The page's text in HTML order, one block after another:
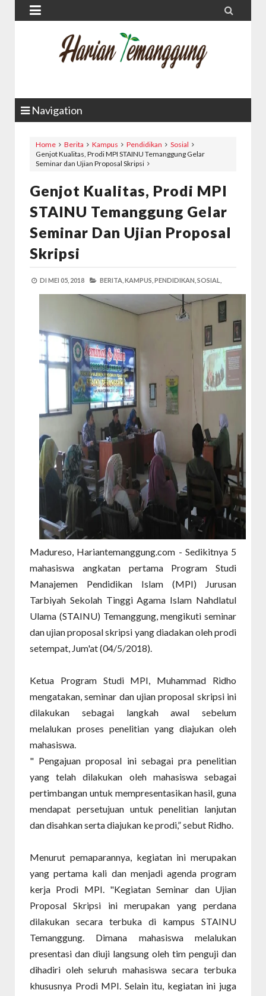
 
Navigation
Home Berita Kampus Pendidikan
Sosial
Genjot Kualitas, Prodi MPI STAINU Temanggung Gelar
Seminar dan Ujian Proposal Skripsi
Genjot Kualitas, Prodi MPI
STAINU Temanggung Gelar
Seminar Dan Ujian Proposal
Skripsi
DI MEI 05, 2018 BERITA, KAMPUS, PENDIDIKAN, SOSIAL,
Madureso, Hariantemanggung.com - Sedikitnya 5
mahasiswa angkatan pertama Program Studi
Manajemen Pendidikan Islam (MPI) Jurusan
Tarbiyah Sekolah Tinggi Agama Islam Nahdlatul
Ulama (STAINU) Temanggung, mengikuti seminar
dan ujian proposal skripsi yang diadakan oleh prodi
setempat, Jum'at (04/5/2018).
Ketua Program Studi MPI, Muhammad Ridho
mengatakan, seminar dan ujian proposal skripsi ini
dilakukan sebagai langkah awal sebelum
melalukan proses penelitian yang diajukan oleh
mahasiswa.
" Pengajuan proposal ini sebagai pra penelitian
yang telah dilakukan oleh mahasiswa sebagai
pertimbangan untuk mempresentasikan hasil, guna
mendapat persetujuan untuk penelitian lanjutan
dan disahkan serta diajukan ke prodi,” sebut Ridho.
Menurut pemaparannya, kegiatan ini merupakan
yang pertama kali dan menjadi agenda program
kerja Prodi MPI. "Kegiatan Seminar dan Ujian
Proposal Skripsi ini merupakan yang perdana
dilakukan secara terbuka di kampus STAINU
Temanggung. Dimana mahasiswa melalukan
presentasi dan diuji langsung oleh tim penguji dan
dihadiri oleh seluruh mahasiswa secara terbuka
khususnya Prodi MPI. Selain itu, kegiatan ini juga